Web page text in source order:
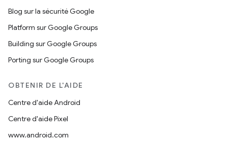
Blog sur la sécurité Google
Platform sur Google Groups
Building sur Google Groups
Porting sur Google Groups
OBTENIR DE L'AIDE
Centre d'aide Android
Centre d'aide Pixel
www.android.com